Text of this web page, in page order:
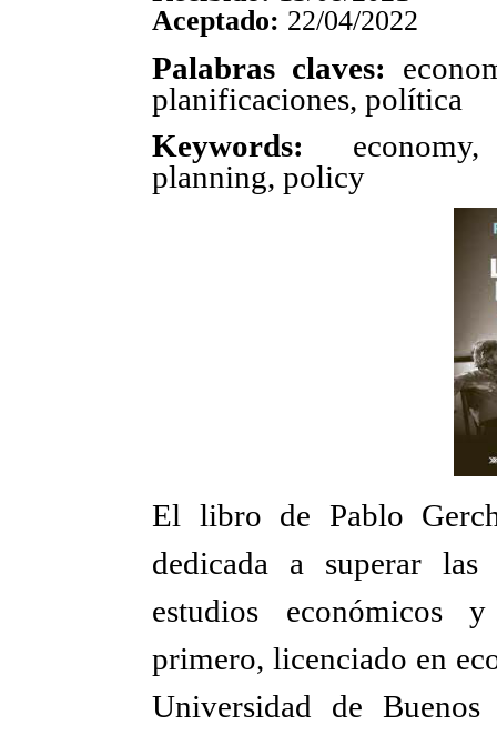
Aceptado: 22/04/2022
Palabras claves:
planificaciones, política
Keywords:
planning, policy
El libro de Pablo
dedicada a superar las
estudios económicos
primero, licenciado en
Universidad de